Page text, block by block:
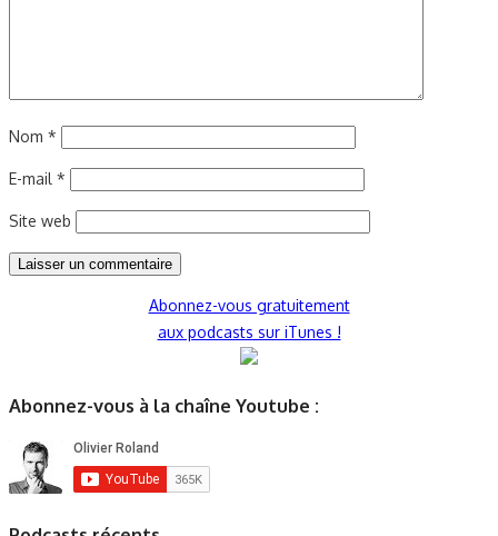
Nom *
E-mail *
Site web
Abonnez-vous gratuitement
aux podcasts sur iTunes !
Abonnez-vous à la chaîne Youtube :